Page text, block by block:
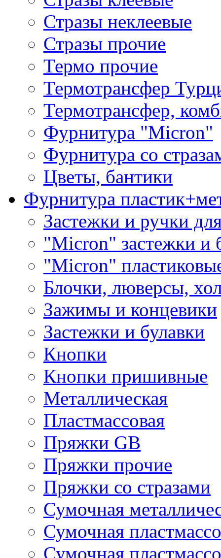
Стразы неклеевые
Стразы прочие
Термо прочие
Термотрансфер
Термотрансфер,
Фурнитура "Micron"
Фурнитура со
Цветы, бантики
Фурнитура
Застежки и ручки
"Micron" застежки и
"Micron"
Блочки, люверсы,
Зажимы и концевики
Застежки и булавки
Кнопки
Кнопки пришивные
Металлическая
Пластмассовая
Пряжки GB
Пряжки прочие
Пряжки со стразами
Сумочная
Сумочная
Сумочная